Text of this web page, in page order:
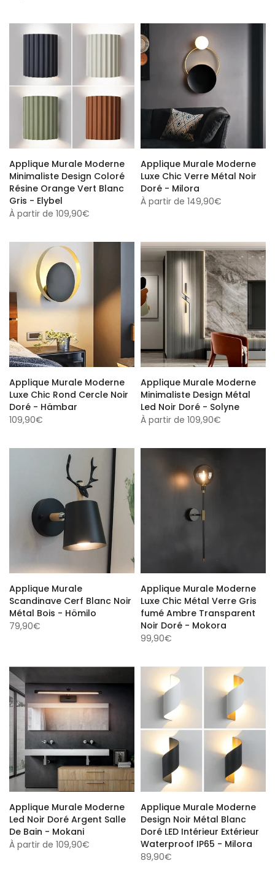
Applique Murale Moderne
Minimaliste Design Coloré
Résine Orange Vert Blanc
Gris - Elybel
À partir de 109,90€
Applique Murale Moderne
Luxe Chic Verre Métal Noir
Doré - Milora
À partir de 149,90€
Applique Murale Moderne
Luxe Chic Rond Cercle Noir
Doré - Hämbar
109,90€
Applique Murale Moderne
Minimaliste Design Métal
Led Noir Doré - Solyne
À partir de 109,90€
Applique Murale
Scandinave Cerf Blanc Noir
Métal Bois - Hömilo
79,90€
Applique Murale Moderne
Luxe Chic Métal Verre Gris
fumé Ambre Transparent
Noir Doré - Mokora
99,90€
Applique Murale Moderne
Led Noir Doré Argent Salle
De Bain - Mokani
À partir de 109,90€
Applique Murale Moderne
Design Noir Métal Blanc
Doré LED Intérieur Extérieur
Waterproof IP65 - Milora
89,90€